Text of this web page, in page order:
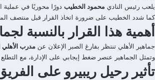
يلعب رئيس النادي محمود الخطيب دورًا محوريًا في
كما شدد الخطيب على ضرورة اتخاذ القرار قبل منتصف
أهمية هذا القرار بالنسبة
جماهير الأهلي تنتظر بفارغ الصبر الإعلان عن مدرب الأهلي
وتمثل الجماهير عنصر ضغط إيجابي على الإدارة، مع
تأثير رحيل ريبيرو على